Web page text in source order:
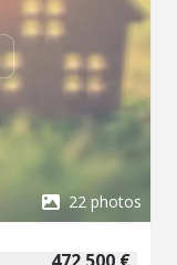
22 photos